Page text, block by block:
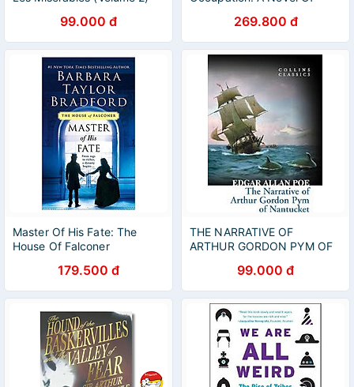
99.000 đ 269.800 đ
Master Of His Fate: The
House Of Falconer
179.500 đ
THE NARRATIVE OF
ARTHUR GORDON PYM OF
99.000 đ